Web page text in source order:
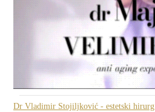
Dr Vladimir Stojiljković - estetski hirurg